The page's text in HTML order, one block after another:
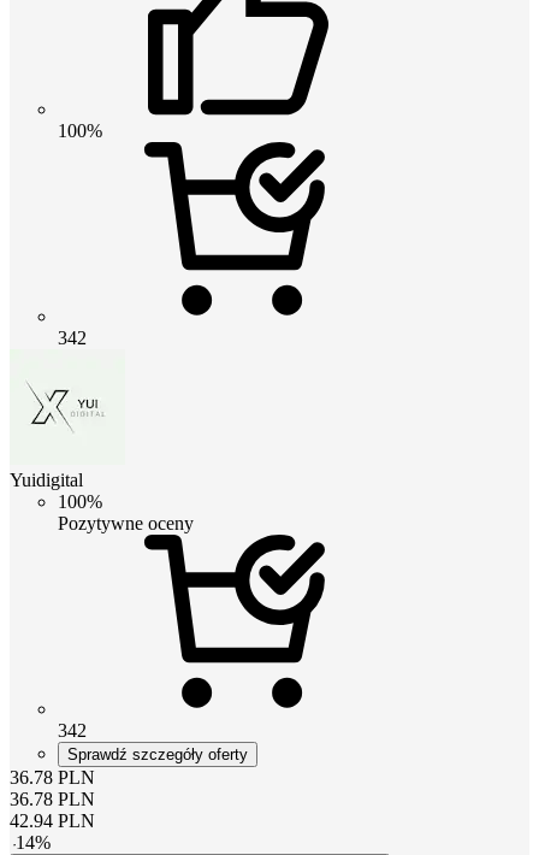
100%
342
Yuidigital
100%
Pozytywne oceny
342
Sprawdź szczegóły oferty
36.78 PLN
36.78 PLN
42.94 PLN
-14%